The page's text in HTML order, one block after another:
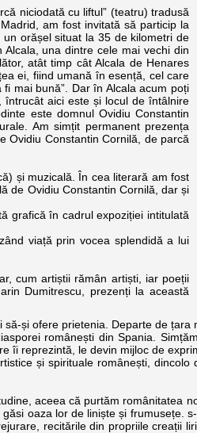
niciodată cu liftul” (teatru) tradusă
am fost invitată să particip la
orășel situat la 35 de kilometri de
una dintre cele mai vechi din
atât timp cât Alcala de Henares
ei, fiind umană în esență, cel care
mai bună”. Dar în Alcala acum poți
aici este și locul de întâlnire
este domnul Ovidiu Constantin
Am simțit permanent prezența
Ovidiu Constantin Cornilă, de parcă
și muzicală. În cea literară am fost
de Ovidiu Constantin Cornilă, dar și
grafică în cadrul expoziției intitulată
viață prin vocea splendidă a lui
cum artiștii rămân artiști, iar poeții
Dumitrescu, prezenți la această
și ofere prietenia. Departe de țara
românești din Spania.
îi reprezintă, le devin mijloc de
și spirituale românești, dincolo
aceea că purtăm românitatea
oaza lor de liniște și frumusețe.
recitările din propriile creații